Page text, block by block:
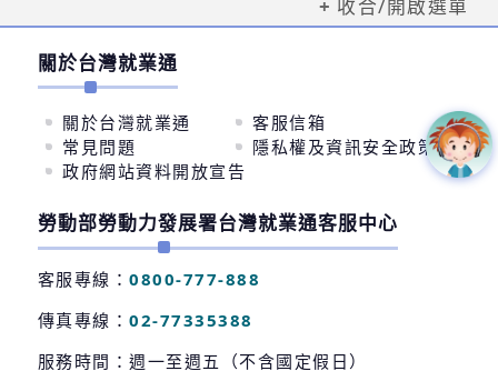
收合/開啟選單
關於台灣就業通
關於台灣就業通
客服信箱
常見問題
隱私權及資訊安全政策
政府網站資料開放宣告
勞動部勞動力發展署台灣就業通客服中心
客服專線：0800-777-888
傳真專線：02-77335388
服務時間：週一至週五（不含國定假日）